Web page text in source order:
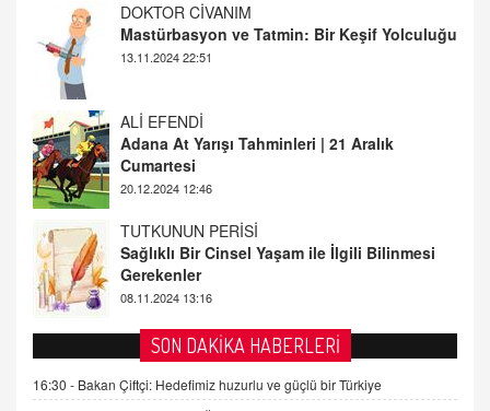
ALİ EFENDİ
Adana At Yarışı Tahminleri | 21 Aralık
Cumartesi
TUTKUNUN PERİSİ
Sağlıklı Bir Cinsel Yaşam ile İlgili Bilinmesi
Gerekenler
08.11.2024 13:16
FARUK ÖNALAN
Tezkere Onaylanmasaydı…
2 Kasım 2021 Salı 00:11
AV. DOĞAN CAN DOĞAN
Kişisel verilerin korunması ve dijital hukukun
gelişimi
15.09.2025 16:17
SON DAKİKA HABERLERİ
16:30 - Bakan Çiftçi: Hedefimiz huzurlu ve güçlü bir Türkiye